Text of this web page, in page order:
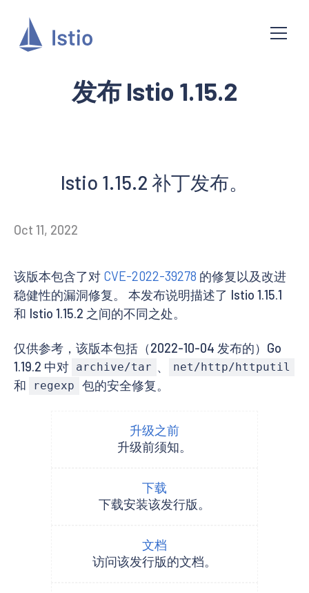
发布 Istio 1.15.2
Istio 1.15.2 补丁发布。
Oct 11, 2022
该版本包含了对 CVE-2022-39278 的修复以及改进
稳健性的漏洞修复。 本发布说明描述了 Istio 1.15.1
和 Istio 1.15.2 之间的不同之处。
仅供参考，该版本包括（2022-10-04 发布的）Go
1.19.2 中对 archive/tar 、 net/http/httputil
和 regexp 包的安全修复。
升级之前
升级前须知。
下载
下载安装该发行版。
文档
访问该发行版的文档。